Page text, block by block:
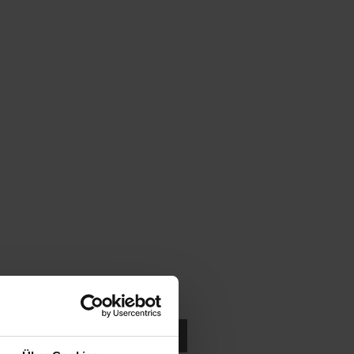
in der Nähe suchen.